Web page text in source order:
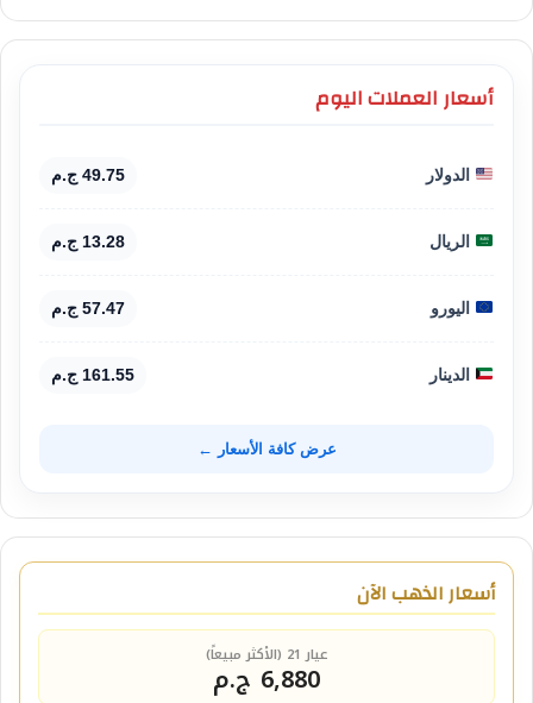
أسعار العملات اليوم
الدولار 49.75 ج.م
الريال 13.28 ج.م
اليورو 57.47 ج.م
الدينار 161.55 ج.م
عرض كافة الأسعار ←
أسعار الذهب الآن
عيار 21 (الأكثر مبيعاً)
6,880 ج.م